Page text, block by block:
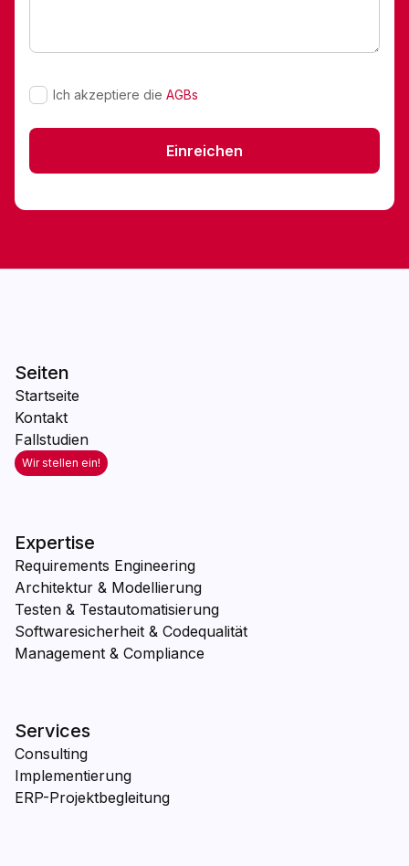
Ich akzeptiere die AGBs
Seiten
Startseite
Kontakt
Fallstudien
Wir stellen ein!
Expertise
Requirements Engineering
Architektur & Modellierung
Testen & Testautomatisierung
Softwaresicherheit & Codequalität
Management & Compliance
Services
Consulting
Implementierung
ERP-Projektbegleitung